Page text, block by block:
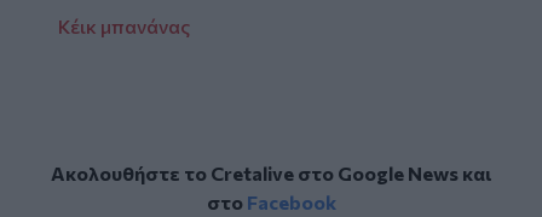
Κέικ μπανάνας
Ακολουθήστε το Cretalive στο Google Newsκαι
στο Facebook